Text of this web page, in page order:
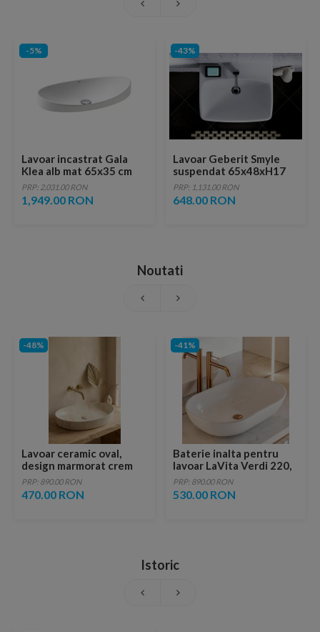
-5%
Lavoar incastrat Gala
Klea alb mat 65x35 cm
PRP: 2,031.00 RON
1,949.00 RON
-43%
Lavoar Geberit Smyle
suspendat 65x48xH17
cm
PRP: 1,131.00 RON
648.00 RON
Noutati
-48%
Lavoar ceramic oval,
design marmorat crem
lucios cu vene aurii,
ventil inclus
PRP: 890.00 RON
470.00 RON
-41%
Baterie inalta pentru
lavoar LaVita Verdi 220,
fara ventil, brushed
copper
PRP: 890.00 RON
530.00 RON
Istoric